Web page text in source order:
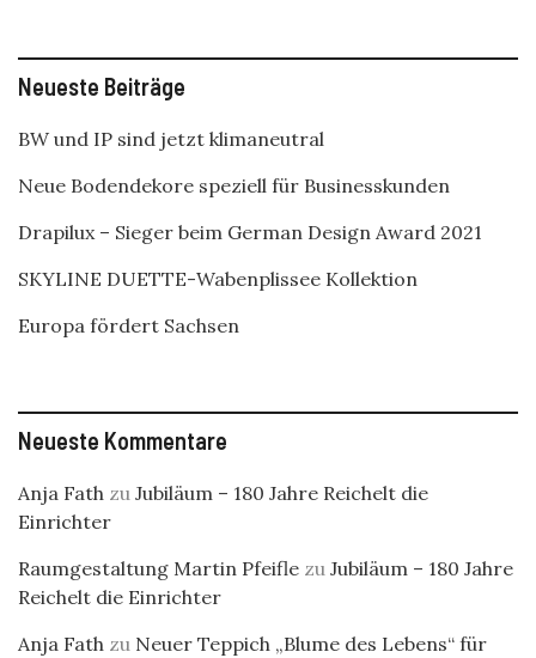
Neueste Beiträge
BW und IP sind jetzt klimaneutral
Neue Bodendekore speziell für Businesskunden
Drapilux – Sieger beim German Design Award 2021
SKYLINE DUETTE-Wabenplissee Kollektion
Europa fördert Sachsen
Neueste Kommentare
Anja Fath zu Jubiläum – 180 Jahre Reichelt die
Einrichter
Raumgestaltung Martin Pfeifle zu Jubiläum – 180 Jahre
Reichelt die Einrichter
Anja Fath zu Neuer Teppich „Blume des Lebens“ für